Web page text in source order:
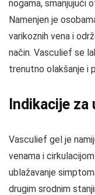
nogama, smanjujući
Namenjen je
varikoznih vena i
način. Vasculief se
trenutno olakšanje i
Indikacije za
Vasculief gel je
venama i
ublažavanje
drugim srodnim